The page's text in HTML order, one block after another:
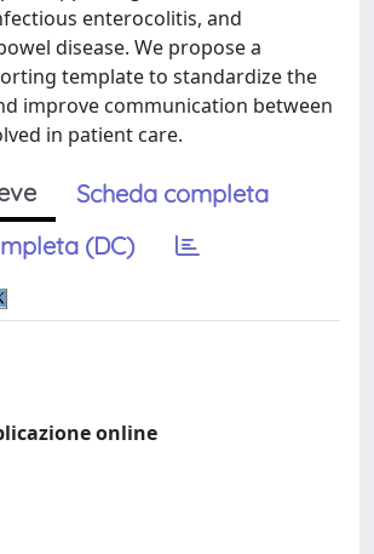
enterocolitis, and
disease. We propose a
template to standardize the
improve communication between
in patient care.
Scheda completa
(DC)
online